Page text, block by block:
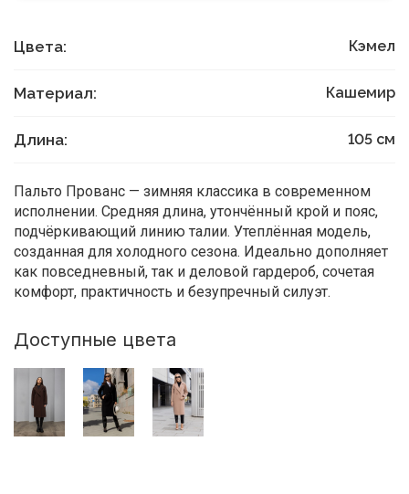
Цвета: Кэмел
Материал: Кашемир
Длина: 105 см
Пальто Прованс — зимняя классика в современном
исполнении. Средняя длина, утончённый крой и пояс,
подчёркивающий линию талии. Утеплённая модель,
созданная для холодного сезона. Идеально дополняет
как повседневный, так и деловой гардероб, сочетая
комфорт, практичность и безупречный силуэт.
Доступные цвета